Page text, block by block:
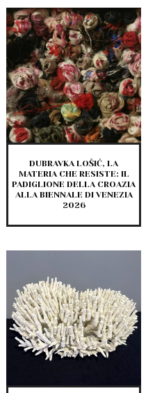
DUBRAVKA LOŠIĆ, LA
MATERIA CHE RESISTE: IL
PADIGLIONE DELLA CROAZIA
ALLA BIENNALE DI VENEZIA
2026